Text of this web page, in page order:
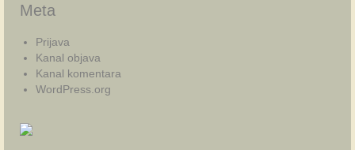
Meta
Prijava
Kanal objava
Kanal komentara
WordPress.org